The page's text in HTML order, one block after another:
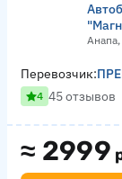
≈ 2999
Перевозчик:
4 45 отзывов